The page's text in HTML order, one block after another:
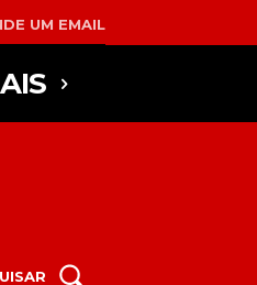
UM EMAIL